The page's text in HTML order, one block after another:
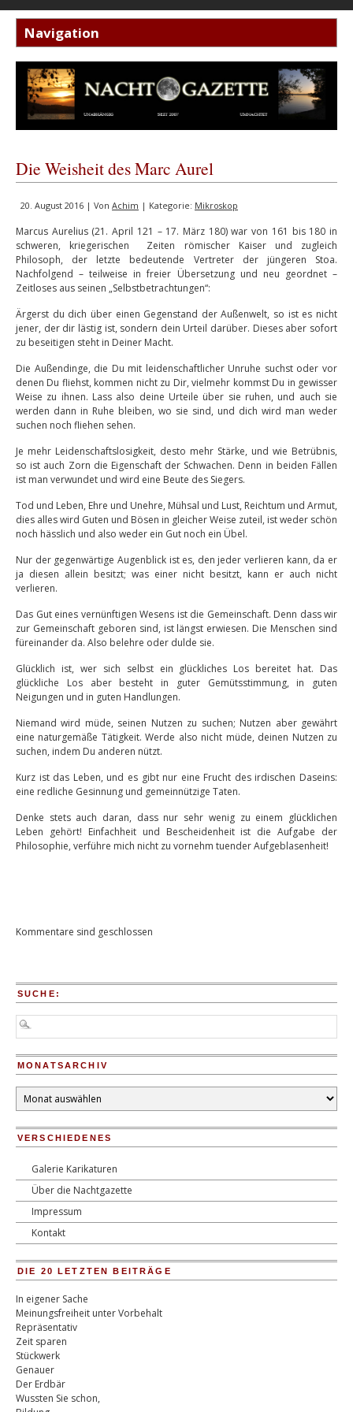
Die Weisheit des Marc Aurel
20. August 2016 | Von Achim | Kategorie: Mikroskop
Marcus Aurelius (21. April 121 – 17. März 180) war von 161 bis 180 in
schweren, kriegerischen Zeiten römischer Kaiser und zugleich
Philosoph, der letzte bedeutende Vertreter der jüngeren Stoa.
Nachfolgend – teilweise in freier Übersetzung und neu geordnet –
Zeitloses aus seinen „Selbstbetrachtungen“:
Ärgerst du dich über einen Gegenstand der Außenwelt, so ist es nicht
jener, der dir lästig ist, sondern dein Urteil darüber. Dieses aber sofort
zu beseitigen steht in Deiner Macht.
Die Außendinge, die Du mit leidenschaftlicher Unruhe suchst oder vor
denen Du fliehst, kommen nicht zu Dir, vielmehr kommst Du in gewisser
Weise zu ihnen. Lass also deine Urteile über sie ruhen, und auch sie
werden dann in Ruhe bleiben, wo sie sind, und dich wird man weder
suchen noch fliehen sehen.
Je mehr Leidenschaftslosigkeit, desto mehr Stärke, und wie Betrübnis,
so ist auch Zorn die Eigenschaft der Schwachen. Denn in beiden Fällen
ist man verwundet und wird eine Beute des Siegers.
Tod und Leben, Ehre und Unehre, Mühsal und Lust, Reichtum und Armut,
dies alles wird Guten und Bösen in gleicher Weise zuteil, ist weder schön
noch hässlich und also weder ein Gut noch ein Übel.
Nur der gegenwärtige Augenblick ist es, den jeder verlieren kann, da er
ja diesen allein besitzt; was einer nicht besitzt, kann er auch nicht
verlieren.
Das Gut eines vernünftigen Wesens ist die Gemeinschaft. Denn dass wir
zur Gemeinschaft geboren sind, ist längst erwiesen. Die Menschen sind
füreinander da. Also belehre oder dulde sie.
Glücklich ist, wer sich selbst ein glückliches Los bereitet hat. Das
glückliche Los aber besteht in guter Gemütsstimmung, in guten
Neigungen und in guten Handlungen.
Niemand wird müde, seinen Nutzen zu suchen; Nutzen aber gewährt
eine naturgemäße Tätigkeit. Werde also nicht müde, deinen Nutzen zu
suchen, indem Du anderen nützt.
Kurz ist das Leben, und es gibt nur eine Frucht des irdischen Daseins:
eine redliche Gesinnung und gemeinnützige Taten.
Denke stets auch daran, dass nur sehr wenig zu einem glücklichen
Leben gehört! Einfachheit und Bescheidenheit ist die Aufgabe der
Philosophie, verführe mich nicht zu vornehm tuender Aufgeblasenheit!
Kommentare sind geschlossen
SUCHE:
MONATSARCHIV
Monatsarchiv
VERSCHIEDENES
Galerie Karikaturen
Über die Nachtgazette
Impressum
Kontakt
DIE 20 LETZTEN BEITRÄGE
In eigener Sache
Meinungsfreiheit unter Vorbehalt
Repräsentativ
Zeit sparen
Stückwerk
Genauer
Der Erdbär
Wussten Sie schon,